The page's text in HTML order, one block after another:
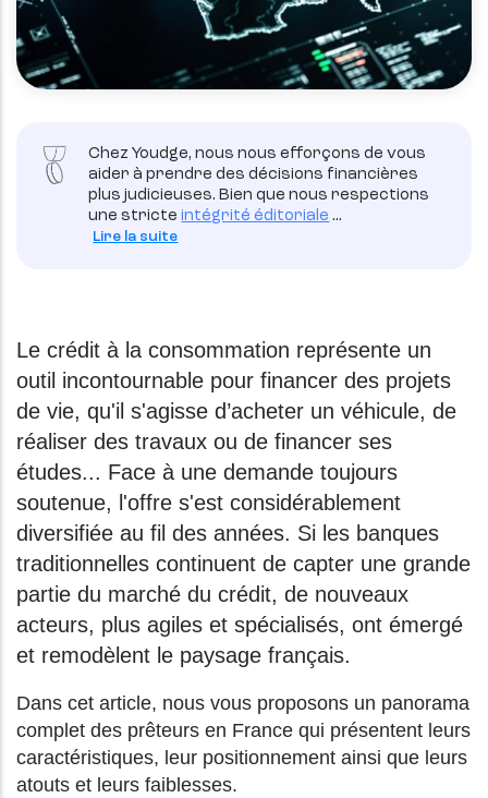
Chez Youdge, nous nous efforçons de vous
aider à prendre des décisions financières
plus judicieuses. Bien que nous respections
une stricteintégrité éditoriale ...
Lire la suite
Le crédit à la consommation représente un
outil incontournable pour financer des projets
de vie, qu'il s'agisse d’acheter un véhicule, de
réaliser des travaux ou de financer ses
études... Face à une demande toujours
soutenue, l'offre s'est considérablement
diversifiée au fil des années. Si les banques
traditionnelles continuent de capter une grande
partie du marché du crédit, de nouveaux
acteurs, plus agiles et spécialisés, ont émergé
et remodèlent le paysage français.
Dans cet article, nous vous proposons un panorama
complet des prêteurs en France qui présentent leurs
caractéristiques, leur positionnement ainsi que leurs
atouts et leurs faiblesses.